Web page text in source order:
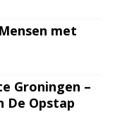
met
Groningen –
De Opstap